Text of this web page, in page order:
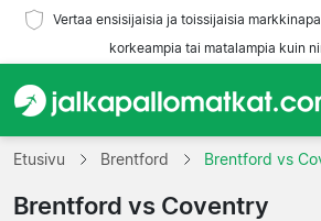
Vertaa ensisijaisia ja toissijaisia
korkeampia tai matalampia kuin
Etusivu
Joukkueet
Etusivu Brentford Brentford vs
Brentford vs Coventry